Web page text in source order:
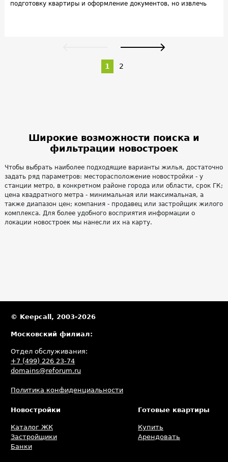
подготовку квартиры и оформление документов, но извлечь
1 2
Широкие возможности поиска и
фильтрации новостроек
Чтобы выбрать наиболее подходящие варианты жилья, достаточно
задать ряд параметров: месторасположение новостройки - у
станции метро, в конкретном районе города или области, срок ГК;
цена квадратного метра - минимальная или максимальная, а
также диапазон цен; компания - продавец или застройщик жилого
комплекса. Для более удобного восприятия информации о
локации новостроек мы нанесли их на карту.
© Keepcall, 2003-2026
Московский филиал:
Отдел обслуживания:
+7 (499) 226 23-74
domains@reforum.ru
Политика конфиденциальности
Новостройки
Каталог ЖК
Застройщики
Банки
Готовые квартиры
Купить
Арендовать